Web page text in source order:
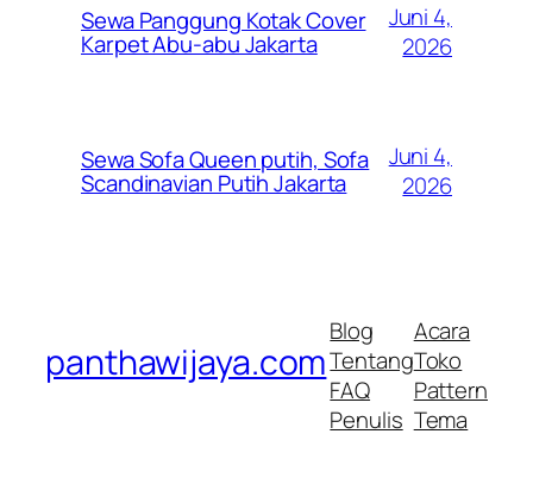
Sewa Panggung Kotak Cover
Karpet Abu-abu Jakarta
Juni 4,
2026
Sewa Sofa Queen putih, Sofa
Scandinavian Putih Jakarta
Juni 4,
2026
panthawijaya.com
Blog
Tentang
FAQ
Penulis
Acara
Toko
Pattern
Tema